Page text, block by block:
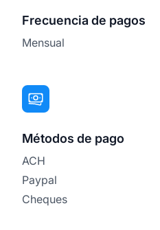
Frecuencia de pagos
Mensual
Métodos de pago
ACH
Paypal
Cheques